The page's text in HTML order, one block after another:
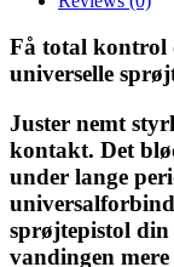
Få total kontrol
universelle
Juster nemt
kontakt. Det
under lange
sprøjtepistol
vandingen